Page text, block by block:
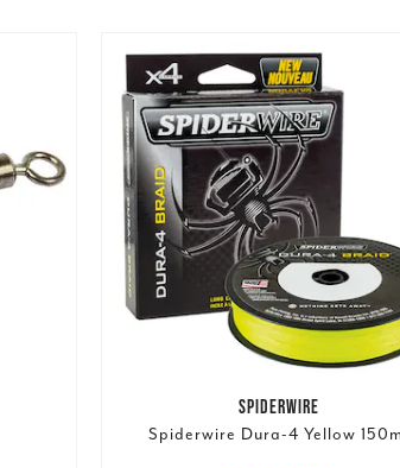
SPIDERWIRE
Spiderwire Dura-4 Yellow